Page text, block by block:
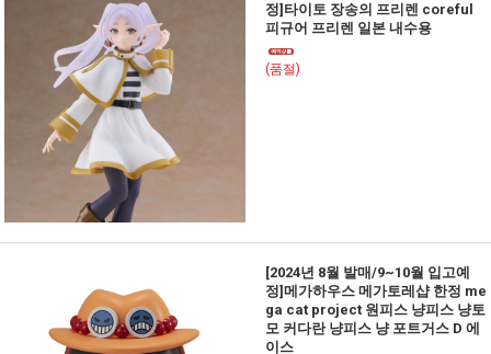
정]타이토 장송의 프리렌 coreful
피규어 프리렌 일본 내수용
(품절)
[2024년 8월 발매/9~10월 입고예
정]메가하우스 메가토레샵 한정 me
ga cat project 원피스 냥피스 냥토
모 커다란 냥피스 냥 포트거스 D 에
이스